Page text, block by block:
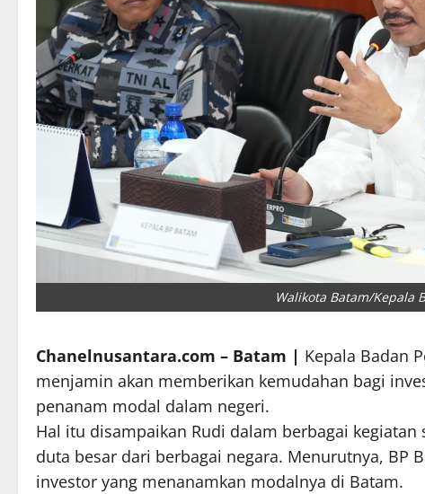
Walikota Batam/Kepala
Chanelnusantara.com – Batam | Kepala Badan
menjamin akan memberikan kemudahan bagi
penanam modal dalam negeri.
Hal itu disampaikan Rudi dalam berbagai
duta besar dari berbagai negara. Menurutnya, BP
investor yang menanamkan modalnya di Batam.